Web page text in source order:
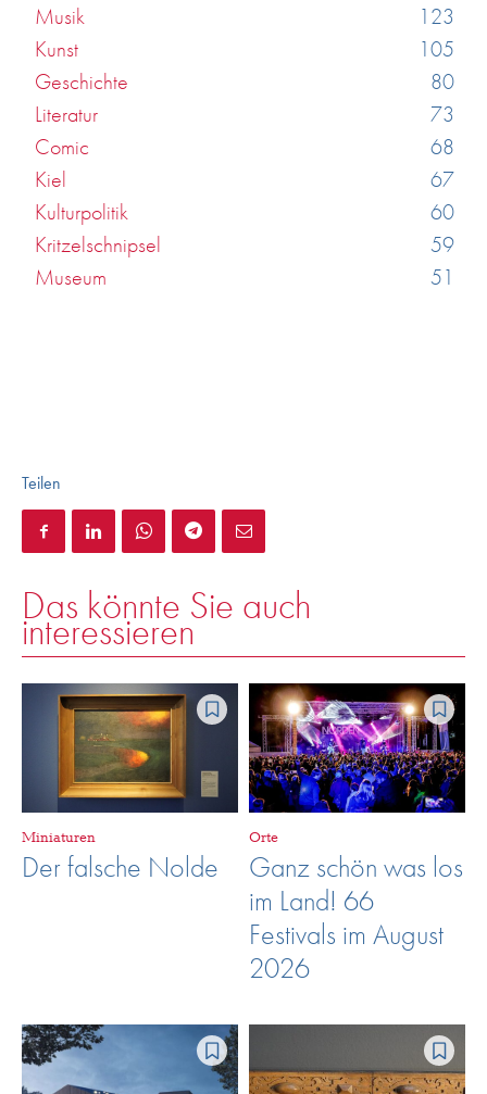
Musik
123
Kunst
105
Geschichte
80
Literatur
73
Comic
68
Kiel
67
Kulturpolitik
60
Kritzelschnipsel
59
Museum
51
Teilen
Das könnte Sie auch
interessieren
Miniaturen
Der falsche Nolde
Orte
Ganz schön was los
im Land! 66
Festivals im August
2026